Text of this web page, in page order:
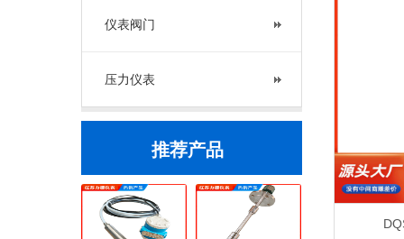
仪表阀门
压力仪表
推荐产品